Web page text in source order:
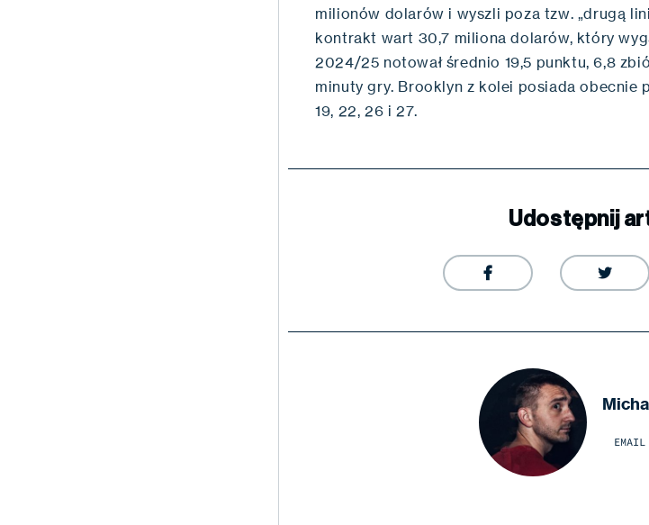
milionów dolarów i wyszli poza tzw. „drugą
kontrakt wart 30,7 miliona dolarów, który
2024/25 notował średnio 19,5 punktu, 6,8
minuty gry. Brooklyn z kolei posiada obecnie
19, 22, 26 i 27.
Udostępnij
 
EMAIL